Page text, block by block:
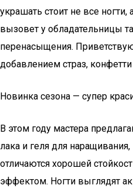
украшать стоит не все
вызовет у обладательницы
перенасыщения.
добавлением страз,
Новинка сезона — супер
В этом году мастера
лака и геля для
отличаются хорошей
эффектом. Ногти выглядят